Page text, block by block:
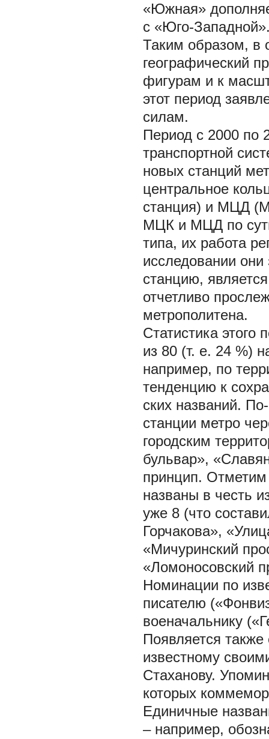
«Южная»
с «Юго-
Таким образом, в
географический
фигурам и к
этот период
силам.
Период с 2000 по
транспортной
новых станций
центральное
станция) и МЦД
МЦК и МЦД по
типа, их работа
исследовании
станцию,
отчетливо
метрополитена.
Статистика этого
из 80 (т. е. 24 %)
например, по
тенденцию к
ских названий.
станции метро
городским
бульвар»,
принцип. Отметим
названы в честь
уже 8 (что
Горчакова»,
«Мичуринский
«Ломоносовский
Номинации по
писателю
военачальнику
Появляется
известному
Стаханову.
которых
Единичные
– например,